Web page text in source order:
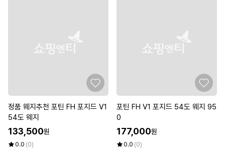
정품 웨지추천 포틴 FH 포지드 V1
54도 웨지
133,500원
0.0 (0)
포틴 FH V1 포지드 54도 웨지 95
0
177,000원
0.0 (0)